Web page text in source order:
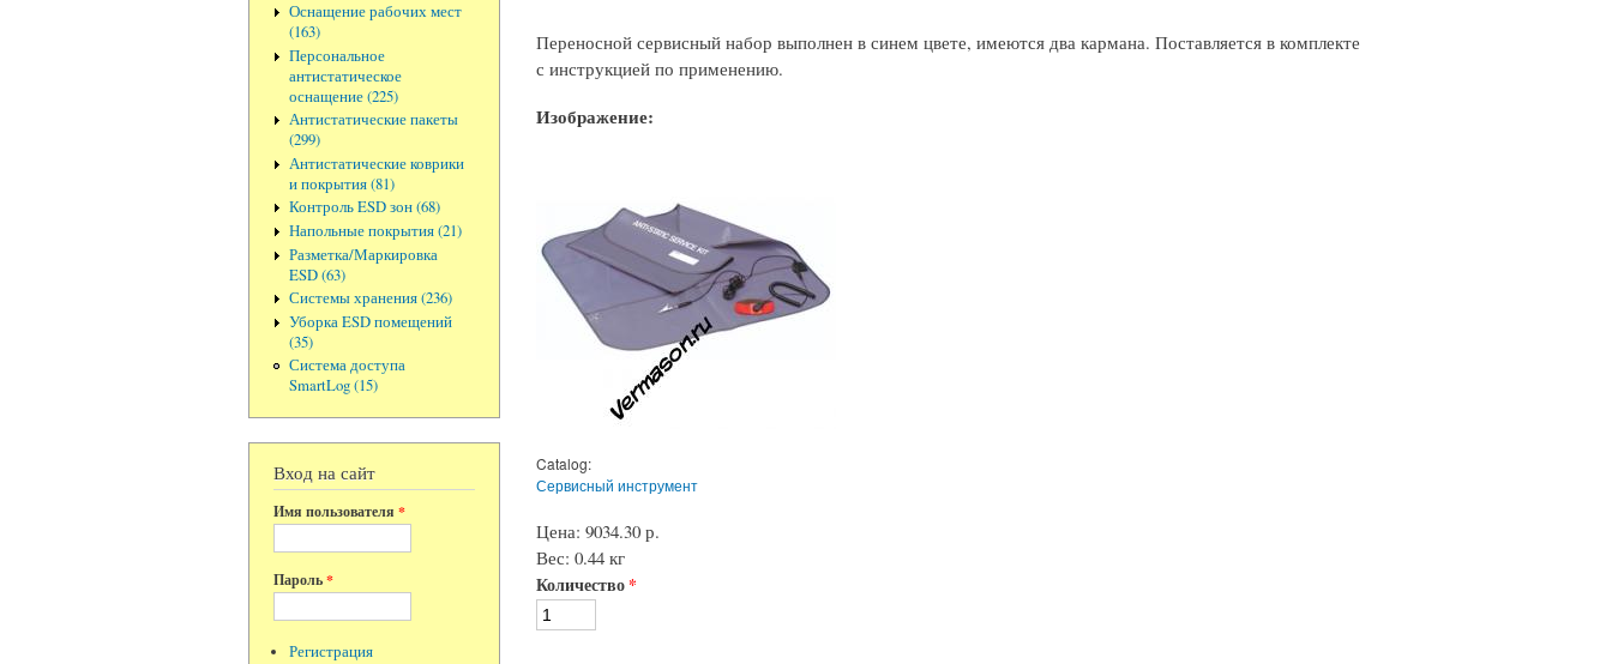
Оснащение рабочих мест
(163)
Персональное
антистатическое
оснащение (225)
Антистатические пакеты
(299)
Антистатические коврики
и покрытия (81)
Контроль ESD зон (68)
Напольные покрытия (21)
Разметка/Маркировка
ESD (63)
Системы хранения (236)
Уборка ESD помещений
(35)
Система доступа
SmartLog (15)
Вход на сайт
Имя пользователя *
Пароль*
Регистрация
Переносной сервисный набор выполнен в синем цвете, имеются два кармана. Поставляется в комплекте
с инструкцией по применению.
Изображение:
Catalog:
Сервисный инструмент
Цена: 9034.30 р.
Вес: 0.44 кг
Количество*